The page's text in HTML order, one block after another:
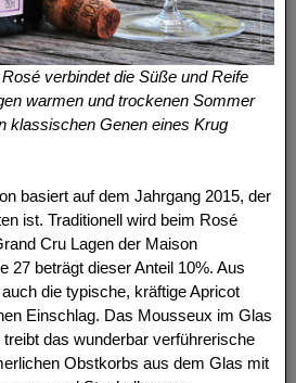
verbindet die Süße und Reife
warmen und trockenen Sommer
klassischen Genen eines Krug
basiert auf dem Jahrgang 2015, der
ist. Traditionell wird beim Rosé
Cru Lagen der Maison
27 beträgt dieser Anteil 10%. Aus
die typische, kräftige Apricot
Einschlag. Das Mousseux im Glas
das wunderbar verführerische
Obstkorbs aus dem Glas mit